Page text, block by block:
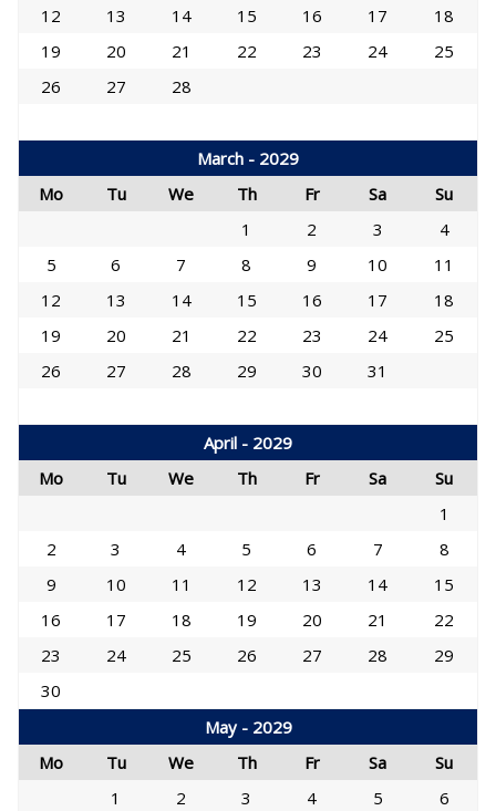
12
13 14 15 16 17
18
19
20 21 22 23 24
25
26
27 28
March - 2029
Mo
Tu We Th Fr Sa
Su
1
2 3
4
5
6 7 8 9 10
11
12
13 14 15 16 17
18
19
20 21 22 23 24
25
26
27 28 29 30 31
April - 2029
Mo
Tu We Th Fr Sa
Su
1
2
3 4 5 6 7
8
9
10 11 12 13 14
15
16
17 18 19 20 21
22
23
24 25 26 27 28
29
30
May - 2029
Mo
Tu We Th Fr Sa
Su
1
2 3 4 5
6